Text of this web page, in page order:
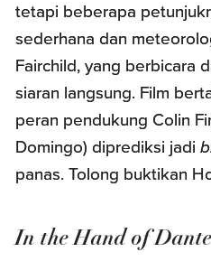
tetapi beberapa
sederhana dan
Fairchild, yang berbicara
siaran langsung. Film
peran pendukung Colin
Domingo) diprediksi jadi
panas. Tolong buktikan
In the Hand of Dante